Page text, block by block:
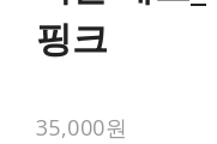
핑크
35,000원